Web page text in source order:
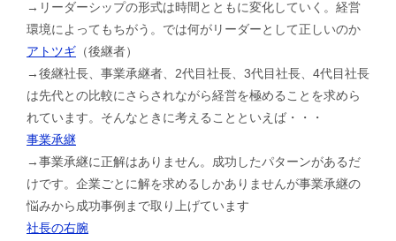
→リーダーシップの形式は時間とともに変化していく。経営
環境によってもちがう。では何がリーダーとして正しいのか
アトツギ （後継者）
→後継社長、事業承継者、2代目社長、3代目社長、4代目社長
は先代との比較にさらされながら経営を極めることを求めら
れています。そんなときに考えることといえば・・・
事業承継
→事業承継に正解はありません。成功したパターンがあるだ
けです。企業ごとに解を求めるしかありませんが事業承継の
悩みから成功事例まで取り上げています
社長の右腕